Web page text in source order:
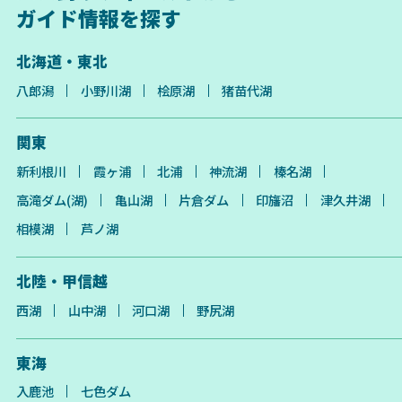
ガイド情報を探す
北海道・東北
八郎潟 小野川湖 桧原湖 猪苗代湖
関東
新利根川 霞ヶ浦 北浦 神流湖
榛名湖
高滝ダム(湖)
亀山湖 片倉ダム 印旛沼
津久井湖
相模湖
芦ノ湖
北陸・甲信越
西湖 山中湖 河口湖 野尻湖
東海
入鹿池 七色ダム